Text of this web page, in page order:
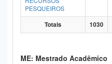
PESQUEIROS
Totais 1030
ME: Mestrado Acadêmico